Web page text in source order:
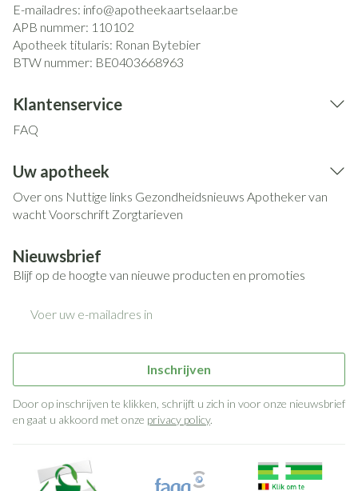
E-mailadres: info@apotheekaartselaar.be
APB nummer: 110102
Apotheek titularis: Ronan Bytebier
BTW nummer: BE0403668963
Klantenservice
FAQ
Uw apotheek
Over ons Nuttige links Gezondheidsnieuws Apotheker van
wachtVoorschrift Zorgtarieven
Nieuwsbrief
Blijf op de hoogte van nieuwe producten en promoties
Inschrijven
Door op inschrijven te klikken, schrijft u zich in voor onze nieuwsbrief
en gaat u akkoord met onze privacy policy.